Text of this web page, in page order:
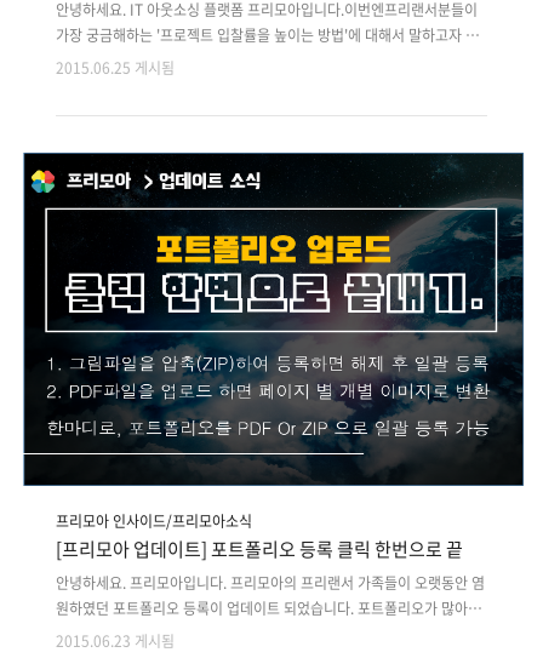
안녕하세요. IT 아웃소싱 플랫폼 프리모아입니다.이번엔프리랜서분들이
가장 궁금해하는 '프로젝트 입찰률을 높이는 방법'에 대해서 말하고자 합
니다. 프리모아를 이용하시는 프리랜서 분들 중에는 뛰어난 경력과 포트
안되는 경우들이 빈번해 무척 안타깝습니다. 그 이유는 견적서가 단순한
리랜서라는 자기 PR이 필요하기 때문입니다. 몇몇 프리랜서분들은 전화
를 통해 하소연을 하시는데요. 그럴때마다 프리모아의 Will이 가르쳐 드리
는 '입찰율 높이는 꿀팁'들이 있습니다. 저도 너무 궁금해서 입찰이 잘되는
프리랜서 분들의 지원서를 분석해 몇 가지 성공요인을 뽑아 보았는데요.
의외로 프리랜서..
2015.06.25 게시됨
프리모아 인사이드/프리모아소식
[프리모아 업데이트] 포트폴리오 등록 클릭 한번으로 끝
안녕하세요. 프리모아입니다. 프리모아의 프리랜서 가족들이 오랫동안 염
원하였던 포트폴리오 등록이 업데이트 되었습니다. 포트폴리오가 많아서
하나씩 업로드 하기 어렵던 프리랜서 디자이너, 개발자, 기획자에게 반가
2015.06.23 게시됨